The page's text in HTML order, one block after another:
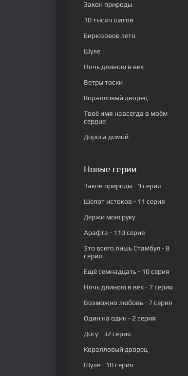
Закон природы
10 тысяч шагов
Бирюзовое лето
Шуле
Ночь длиною в век
Ветры тоски
Коралловый дворец
Твоё имя навсегда в моём
сердце
Дорога домой
Новые серии
Закон природы- 9 серия
Шепот истоков - 11 серия
Держи мою руку
Арафта - 110 серия
Это всего лишь Стамбул - 8
серия
Ещё семнадцать- 10 серия
Ночь длиною в век- 7 серия
Возможно любовь- 7 серия
Один на один - 2 серия
Догу- 32 серия
Коралловый дворец
Шуле- 10 серия